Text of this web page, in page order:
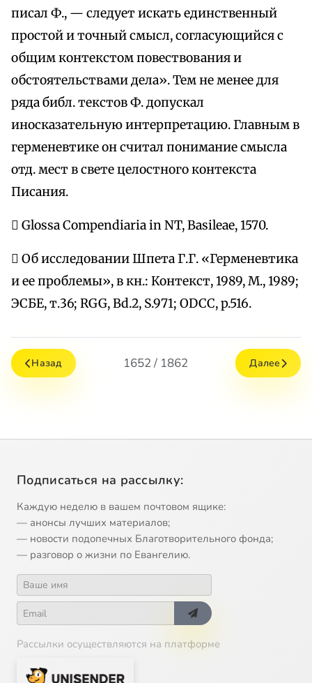
писал Ф., — следует искать единственный
простой и точный смысл, согласующийся с
общим контекстом повествования и
обстоятельствами дела». Тем не менее для
ряда библ. текстов Ф. допускал
иносказательную интерпретацию. Главным в
герменевтике он считал понимание смысла
отд. мест в свете целостного контекста
Писания.
 Glossa Compendiaria in NT, Basileae, 1570.
 Об исследовании Шпета Г.Г. «Герменевтика
и ее проблемы», в кн.: Контекст, 1989, М., 1989;
ЭСБЕ, т.36; RGG, Bd.2, S.971; ODCC, p.516.
Назад 1652 / 1862 Далее
Подписаться на рассылку:
Каждую неделю в вашем почтовом ящике:
— анонсы лучших материалов;
— новости подопечных Благотворительного фонда;
— разговор о жизни по Евангелию.
Рассылки осуществляются на платформе